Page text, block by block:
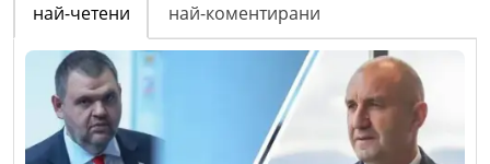
най-четени най-коментирани